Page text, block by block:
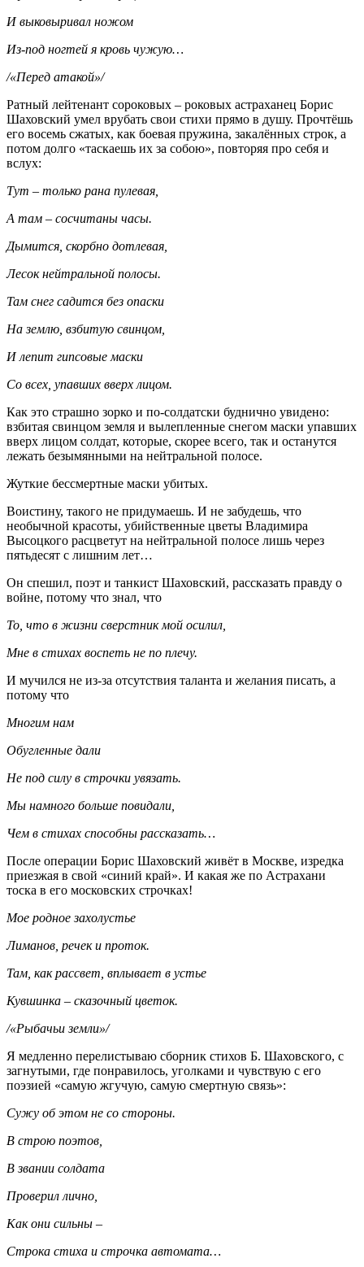
И выковыривал ножом
Из-под ногтей я кровь чужую…
/«Перед атакой»/
Ратный лейтенант сороковых – роковых астраханец Борис
Шаховский умел врубать свои стихи прямо в душу. Прочтёшь
его восемь сжатых, как боевая пружина, закалённых строк, а
потом долго «таскаешь их за собою», повторяя про себя и
вслух:
Тут – только рана пулевая,
А там – сосчитаны часы.
Дымится, скорбно дотлевая,
Лесок нейтральной полосы.
Там снег садится без опаски
На землю, взбитую свинцом,
И лепит гипсовые маски
Со всех, упавших вверх лицом.
Как это страшно зорко и по-солдатски буднично увидено:
взбитая свинцом земля и вылепленные снегом маски упавших
вверх лицом солдат, которые, скорее всего, так и останутся
лежать безымянными на нейтральной полосе.
Жуткие бессмертные маски убитых.
Воистину, такого не придумаешь. И не забудешь, что
необычной красоты, убийственные цветы Владимира
Высоцкого расцветут на нейтральной полосе лишь через
пятьдесят с лишним лет…
Он спешил, поэт и танкист Шаховский, рассказать правду о
войне, потому что знал, что
То, что в жизни сверстник мой осилил,
Мне в стихах воспеть не по плечу.
И мучился не из-за отсутствия таланта и желания писать, а
потому что
Многим нам
Обугленные дали
Не под силу в строчки увязать.
Мы намного больше повидали,
Чем в стихах способны рассказать…
После операции Борис Шаховский живёт в Москве, изредка
приезжая в свой «синий край». И какая же по Астрахани
тоска в его московских строчках!
Мое родное захолустье
Лиманов, речек и проток.
Там, как рассвет, вплывает в устье
Кувшинка – сказочный цветок.
/«Рыбачьи земли»/
Я медленно перелистываю сборник стихов Б. Шаховского, с
загнутыми, где понравилось, уголками и чувствую с его
поэзией «самую жгучую, самую смертную связь»:
Сужу об этом не со стороны.
В строю поэтов,
В звании солдата
Проверил лично,
Как они сильны –
Строка стиха и строчка автомата…